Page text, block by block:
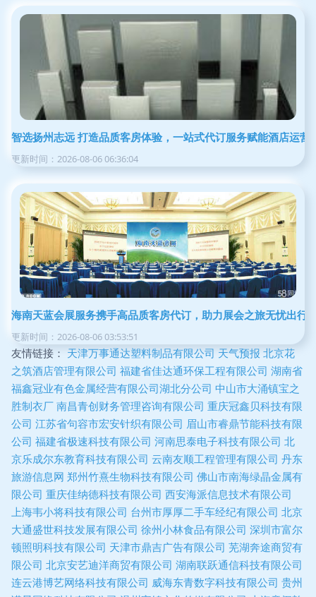
智选扬州志远 打造品质客房体验，一站式代订服务赋能酒店运营
更新时间：2026-08-06 06:36:04
海南天蓝会展服务携手高品质客房代订，助力展会之旅无忧出行
更新时间：2026-08-06 03:53:51
友情链接： 天津万事通达塑料制品有限公司 天气预报 北京花
之筑酒店管理有限公司 福建省佳达通环保工程有限公司 湖南省
福鑫冠业有色金属经营有限公司湖北分公司 中山市大涌镇宝之
胜制衣厂 南昌青创财务管理咨询有限公司 重庆冠鑫贝科技有限
公司 江苏省句容市宏安针织有限公司 眉山市睿鼎节能科技有限
公司 福建省极速科技有限公司 河南思泰电子科技有限公司 北
京乐成尔东教育科技有限公司 云南友顺工程管理有限公司 丹东
旅游信息网 郑州竹熹生物科技有限公司 佛山市南海绿晶金属有
限公司 重庆佳纳德科技有限公司 西安海派信息技术有限公司
上海韦小将科技有限公司 台州市厚厚二手车经纪有限公司 北京
大通盛世科技发展有限公司 徐州小林食品有限公司 深圳市富尔
顿照明科技有限公司 天津市鼎吉广告有限公司 芜湖奔途商贸有
限公司 北京安艺迪洋商贸有限公司 湖南联跃通信科技有限公司
连云港博艺网络科技有限公司 威海东青数字科技有限公司 贵州